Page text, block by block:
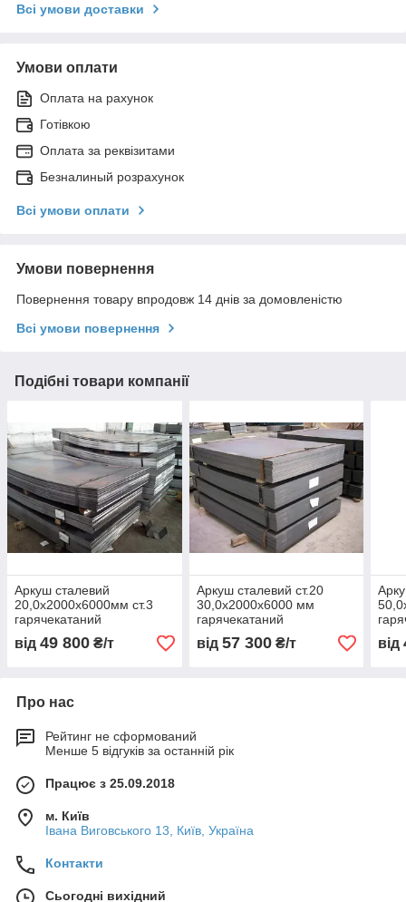
Всі умови доставки
Умови оплати
Оплата на рахунок
Готівкою
Оплата за реквізитами
Безналиный розрахунок
Всі умови оплати
Умови повернення
Повернення товару впродовж 14 днів за домовленістю
Всі умови повернення
Подібні товари компанії
Аркуш сталевий
20,0х2000х6000мм ст.3
гарячекатаний
від 49 800 ₴/т
Аркуш сталевий ст.20
30,0х2000х6000 мм
гарячекатаний
від 57 300₴/т від
Про нас
Рейтинг не сформований
Менше 5 відгуків за останній рік
Працює з 25.09.2018
м. Київ
Івана Виговського 13, Київ, Україна
Контакти
Сьогодні вихідний